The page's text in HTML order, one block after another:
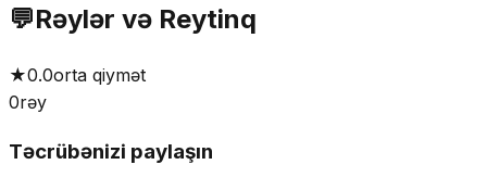
💬Rəylər və Reytinq
★0.0orta qiymət
0rəy
Təcrübənizi paylaşın